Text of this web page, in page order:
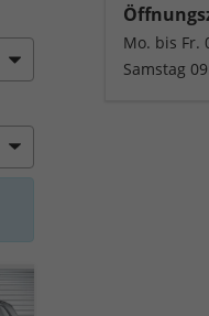
Mo. bis Fr.
Samstag